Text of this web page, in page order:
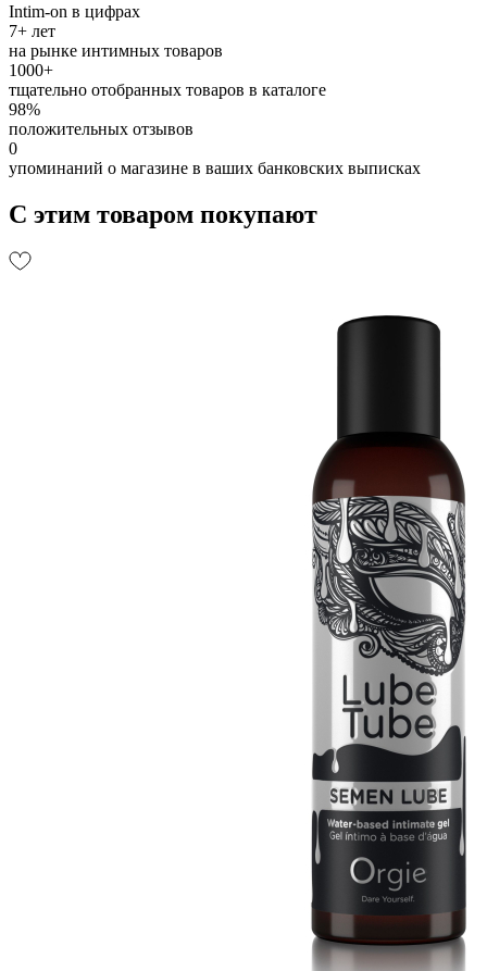
Intim-on в цифрах
7+ лет
на рынке интимных товаров
1000+
тщательно отобранных товаров в каталоге
98%
положительных отзывов
0
упоминаний о магазине в ваших банковских выписках
С этим товаром покупают